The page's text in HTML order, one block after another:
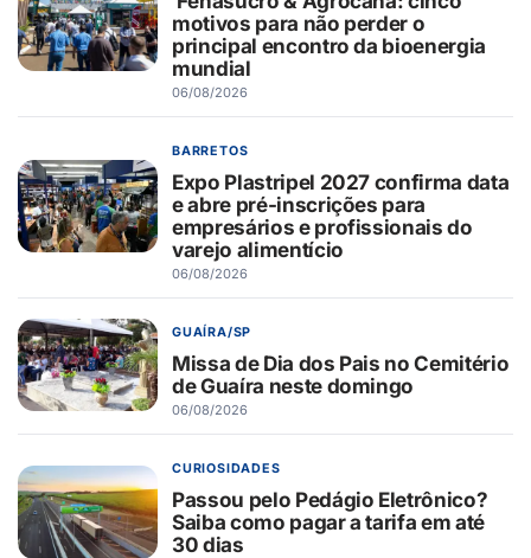
motivos para não perder o
principal encontro da bioenergia
mundial
06/08/2026
BARRETOS
Expo Plastripel 2027 confirma data
e abre pré-inscrições para
empresários e profissionais do
varejo alimentício
06/08/2026
GUAÍRA/SP
Missa de Dia dos Pais no Cemitério
de Guaíra neste domingo
06/08/2026
CURIOSIDADES
Passou pelo Pedágio Eletrônico?
Saiba como pagar a tarifa em até
30 dias